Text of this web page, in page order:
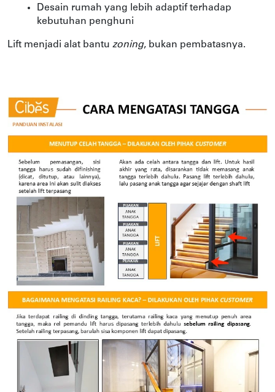
Desain rumah yang lebih adaptif terhadap
kebutuhan penghuni
Lift menjadi alat bantu zoning, bukan pembatasnya.